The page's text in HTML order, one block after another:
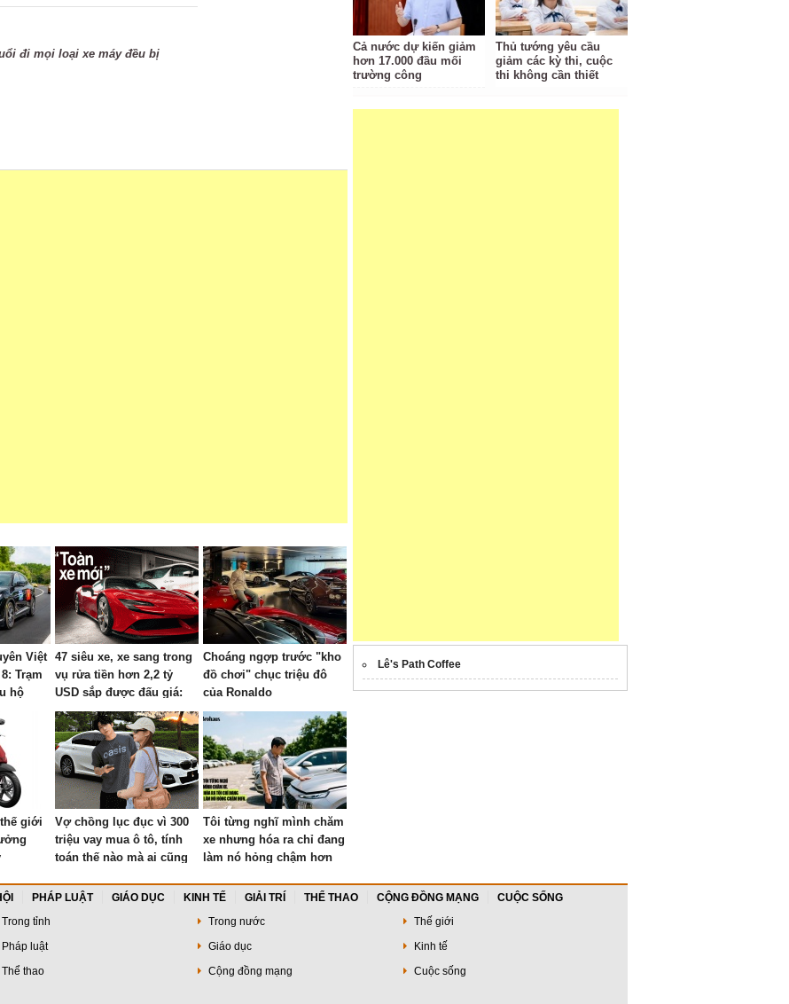
đi mọi loại xe máy đều bị
Việt
Trạm
hộ
47 siêu xe, xe sang trong
vụ rửa tiền hơn 2,2 tỷ
USD sắp được đấu giá:
Ferrari SF90 gần như
mới, Rolls-Royce xếp
hàng dài
Choáng ngợp trước "kho
đồ chơi" chục triệu đô
của Ronaldo
giới
Vợ chồng lục đục vì 300
triệu vay mua ô tô, tính
toán thế nào mà ai cũng
Tôi từng nghĩ mình chăm
xe nhưng hóa ra chỉ đang
làm nó hỏng chậm hơn
Cả nước dự kiến giảm
hơn 17.000 đầu mối
trường công
Thủ tướng yêu cầu
giảm các kỳ thi, cuộc
thi không cần thiết
Lê's Path Coffee
PHÁP LUẬT GIÁO DỤC KINH TẾ GIẢI TRÍ THỂ THAO CỘNG ĐỒNG MẠNG
CUỘC SỐNG
Trong tỉnh Trong nước
Thế giới
Pháp luật Giáo dục
Kinh tế
Thể thao Cộng đồng mạng Cuộc sống